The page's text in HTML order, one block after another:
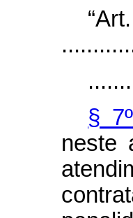
§ 7º
neste